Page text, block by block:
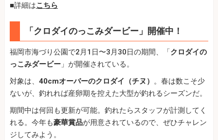
■詳細はこちら
「クロダイのっこみダービー」開催中！
福岡市海づり公園で2月1日〜3月30日の期間、「クロダイの
っこみダービー 」が開催されている。
対象は、 40cmオーバーのクロダイ（チヌ）
。春は数こそ少
ないが、釣れれば産卵期を控えた大型が釣れるシーズンだ。
期間中は何回も更新が可能。釣れたらスタッフが計測してく
れる。今年も豪華賞品が用意されているので、ぜひチャレン
ジしてみよう。